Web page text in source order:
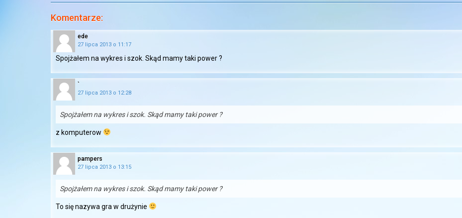
Komentarze:
ede
27 lipca 2013 o 11:17
Spojżałem na wykres i szok. Skąd mamy taki power ?
`
27 lipca 2013 o 12:28
Spojżałem na wykres i szok. Skąd mamy taki power ?
z komputerow
pampers
27 lipca 2013 o 13:15
Spojżałem na wykres i szok. Skąd mamy taki power ?
To się nazywa gra w drużynie